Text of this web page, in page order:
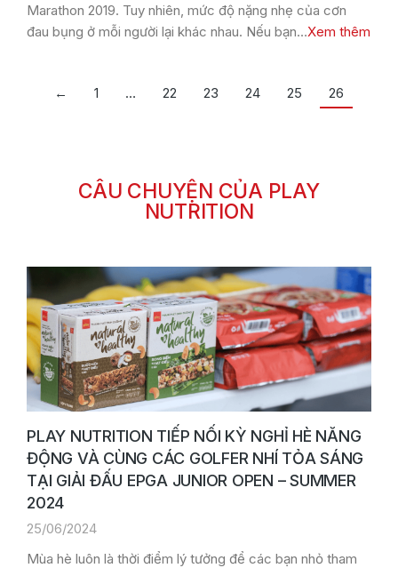
Marathon 2019. Tuy nhiên, mức độ nặng nhẹ của cơn
đau bụng ở mỗi người lại khác nhau. Nếu bạn…Xem thêm
← 1 … 22 23 24 25 26
CÂU CHUYỆN CỦA PLAY
NUTRITION
PLAY NUTRITION TIẾP NỐI KỲ NGHỈ HÈ NĂNG
ĐỘNG VÀ CÙNG CÁC GOLFER NHÍ TỎA SÁNG
TẠI GIẢI ĐẤU EPGA JUNIOR OPEN – SUMMER
2024
25/06/2024
Mùa hè luôn là thời điểm lý tưởng để các bạn nhỏ tham